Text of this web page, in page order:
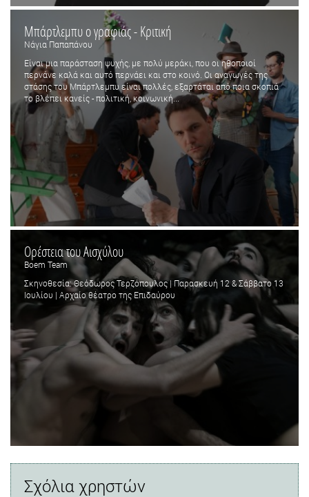
Μπάρτλεμπυ ο γραφιάς - Κριτική
Νάγια Παπαπάνου
Είναι μια παράσταση ψυχής, με πολύ μεράκι, που οι ηθοποιοί
περνάνε καλά και αυτό περνάει και στο κοινό. Οι αναγωγές της
στάσης του Μπάρτλεμπυ είναι πολλές, εξαρτάται από ποια σκοπιά
το βλέπει κανείς - πολιτική, κοινωνική...
Ορέστεια του Αισχύλου
Boem Team
Σκηνοθεσία: Θεόδωρος Τερζόπουλος | Παρασκευή 12 & Σάββατο 13
Ιουλίου | Αρχαίο θέατρο της Επιδαύρου
Σχόλια χρηστών